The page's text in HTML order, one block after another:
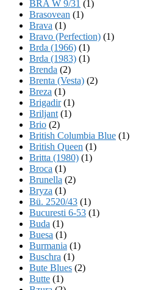
BRA W 9/31 (1)
Brasovean (1)
Brava (1)
Bravo (Perfection) (1)
Brda (1966) (1)
Brda (1983) (1)
Brenda (2)
Brenta (Vesta) (2)
Breza (1)
Brigadir(1)
Briljant (1)
Brio (2)
British Columbia Blue (1)
British Queen (1)
Britta (1980) (1)
Broca (1)
Brunella (2)
Bryza (1)
Bü. 2520/43 (1)
Bucuresti 6-53 (1)
Buda (1)
Buesa (1)
Burmania (1)
Buschra (1)
Bute Blues (2)
Butte (1)